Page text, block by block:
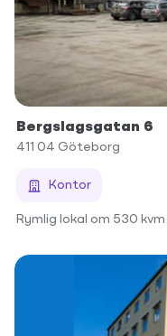
Bergslagsgatan 6
411 04 Göteborg
Kontor
Rymlig lokal om 530